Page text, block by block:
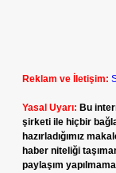
Reklam ve İletişim:
Yasal Uyarı: Bu
şirketi ile hiçbir
hazırladığımız
haber niteliği
paylaşım